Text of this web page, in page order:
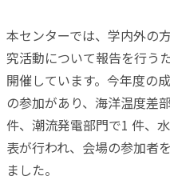
本センターでは、学内外の
究活動について報告を行う
開催しています。今年度の
の参加があり、海洋温度差
件、潮流発電部門で1 件、
表が行われ、会場の参加者
ました。